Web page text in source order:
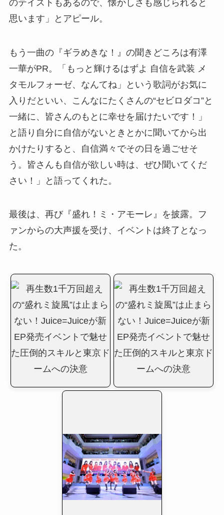
のテイストもあるので、懐かしさも感じられると
思います」とアピール。
もう一曲の『ギラめきな！』の聞きどころは有澤
一華がPR。「もっと輝けるはずよ 自信を武装 メ
タモルフォーゼ、なんてね」という歌詞がお気に
入りだといい、こんなにたくさんの“セビロダコ”と
一緒に、皆さんのもとに幸せを届けたいです！」
と語り自分に自信がないときとかに聞いてから出
かけたりすると、自信満々でその日を過ごせそ
う。皆さんも自信が欲しい時は、ぜひ聞いてくだ
さい！」と語ってくれた。
最後は、再び『盛れ！ミ・アモーレ』を披露。フ
ァンからの大声援を受け、イベントは終了となっ
た。